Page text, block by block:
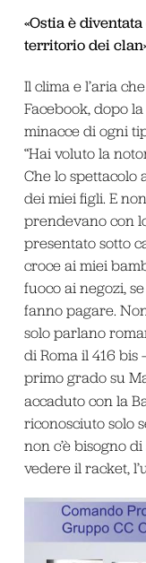
«Ostia è
territorio dei
Il clima e l’aria
Facebook, dopo
minacce di ogni
“Hai voluto la
Che lo spettacolo
dei miei figli. E
prendevano con
presentato sotto
croce ai miei
fuoco ai negozi,
fanno pagare.
solo parlano
di Roma il 416 bis
primo grado su
accaduto con la
riconosciuto solo
non c’è bisogno
vedere il racket,